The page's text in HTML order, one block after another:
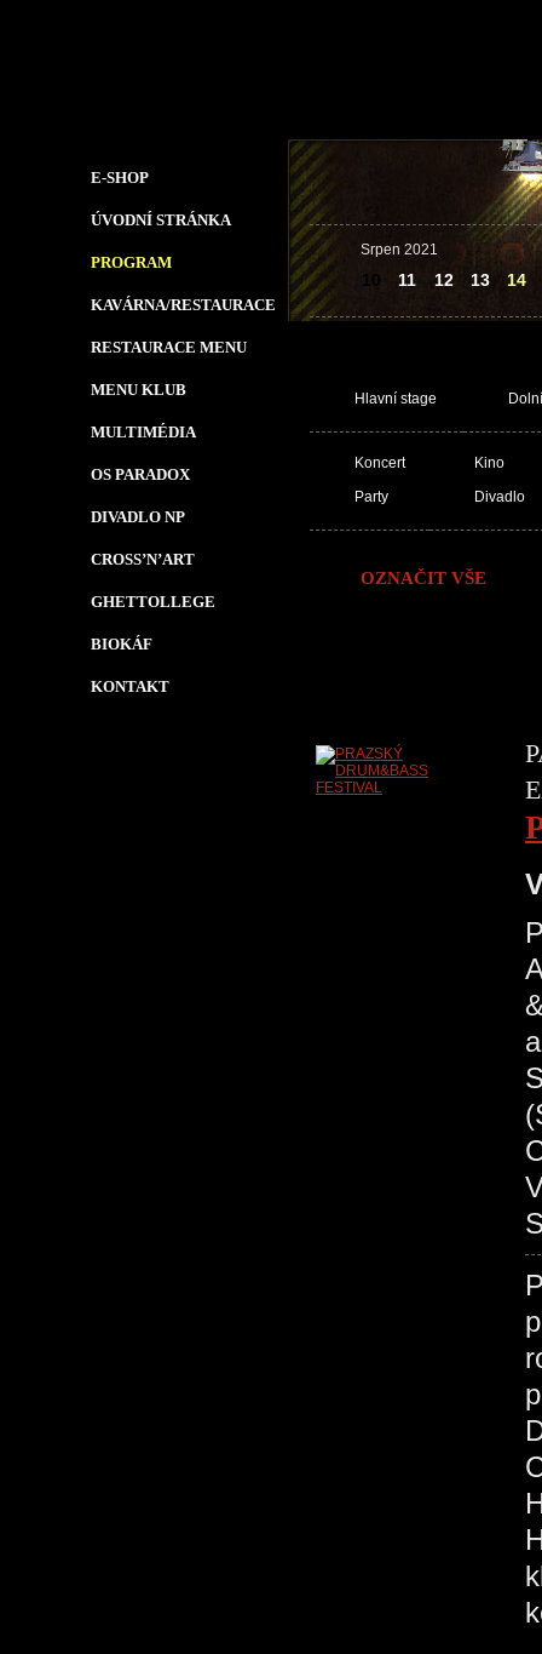
E-SHOP
ÚVODNÍ STRÁNKA
PROGRAM
KAVÁRNA/RESTAURACE
RESTAURACE MENU
MENU KLUB
MULTIMÉDIA
OS PARADOX
DIVADLO NP
CROSS’N’ART
GHETTOLLEGE
BIOKÁF
KONTAKT
Srpen 2021
10 11 12 13 14
Hlavní stage
Koncert
Party
Kino
Divadlo
OZNAČIT VŠE